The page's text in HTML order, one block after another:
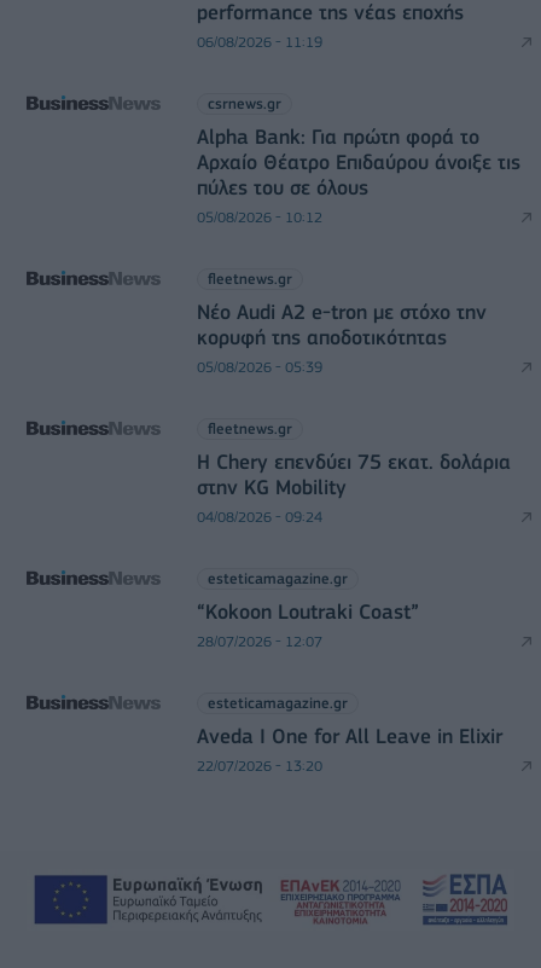
performance της νέας εποχής
06/08/2026 - 11:19
csrnews.gr
Alpha Bank: Για πρώτη φορά το
Αρχαίο Θέατρο Επιδαύρου άνοιξε τις
πύλες του σε όλους
05/08/2026 - 10:12
fleetnews.gr
Νέο Audi A2 e-tron με στόχο την
κορυφή της αποδοτικότητας
05/08/2026 - 05:39
fleetnews.gr
Η Chery επενδύει 75 εκατ. δολάρια
στην KG Mobility
04/08/2026 - 09:24
esteticamagazine.gr
“Kokoon Loutraki Coast”
28/07/2026 - 12:07
esteticamagazine.gr
Aveda I One for All Leave in Elixir
22/07/2026 - 13:20